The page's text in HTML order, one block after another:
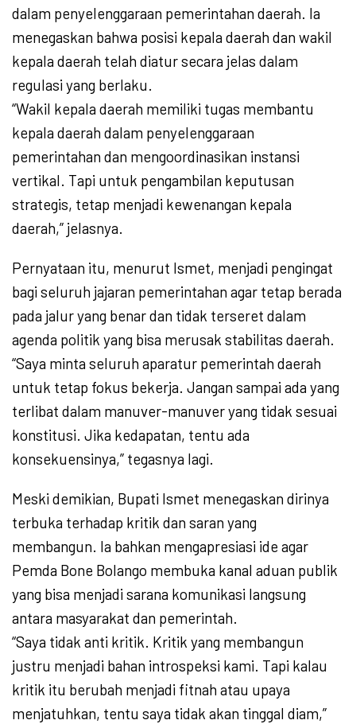
dalam penyelenggaraan pemerintahan daerah. Ia
menegaskan bahwa posisi kepala daerah dan wakil
kepala daerah telah diatur secara jelas dalam
regulasi yang berlaku.
“Wakil kepala daerah memiliki tugas membantu
kepala daerah dalam penyelenggaraan
pemerintahan dan mengoordinasikan instansi
vertikal. Tapi untuk pengambilan keputusan
strategis, tetap menjadi kewenangan kepala
daerah,” jelasnya.
Pernyataan itu, menurut Ismet, menjadi pengingat
bagi seluruh jajaran pemerintahan agar tetap berada
pada jalur yang benar dan tidak terseret dalam
agenda politik yang bisa merusak stabilitas daerah.
“Saya minta seluruh aparatur pemerintah daerah
untuk tetap fokus bekerja. Jangan sampai ada yang
terlibat dalam manuver-manuver yang tidak sesuai
konstitusi. Jika kedapatan, tentu ada
konsekuensinya,” tegasnya lagi.
Meski demikian, Bupati Ismet menegaskan dirinya
terbuka terhadap kritik dan saran yang
membangun. Ia bahkan mengapresiasi ide agar
Pemda Bone Bolango membuka kanal aduan publik
yang bisa menjadi sarana komunikasi langsung
antara masyarakat dan pemerintah.
“Saya tidak anti kritik. Kritik yang membangun
justru menjadi bahan introspeksi kami. Tapi kalau
kritik itu berubah menjadi fitnah atau upaya
menjatuhkan, tentu saya tidak akan tinggal diam,”